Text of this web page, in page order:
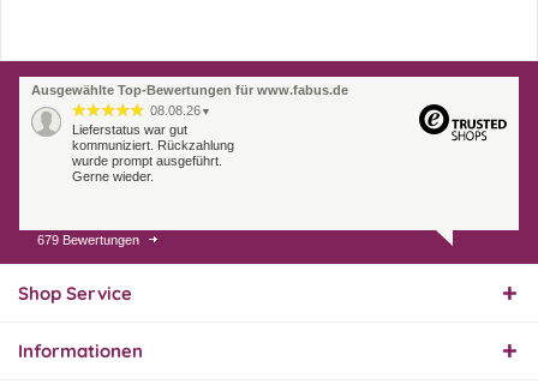
Ausgewählte Top-Bewertungen für www.fabus.de
08.08.26 ▼
Lieferstatus war gut
kommuniziert. Rückzahlung
wurde prompt ausgeführt.
Gerne wieder.
07.08.26
Endlich das richtige
679 Bewertungen
Shop Service
Informationen